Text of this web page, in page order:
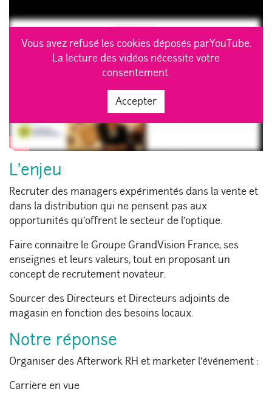
Vous avez refusé les cookies déposés parYouTube.
La lecture des vidéos nécessite votre
consentement.
Accepter
L’enjeu
Recruter des managers expérimentés dans la vente et
dans la distribution qui ne pensent pas aux
opportunités qu’offrent le secteur de l’optique.
Faire connaitre le Groupe GrandVision France, ses
enseignes et leurs valeurs, tout en proposant un
concept de recrutement novateur.
Sourcer des Directeurs et Directeurs adjoints de
magasin en fonction des besoins locaux.
Notre réponse
Organiser des Afterwork RH et marketer l’événement :
Carrière en vue